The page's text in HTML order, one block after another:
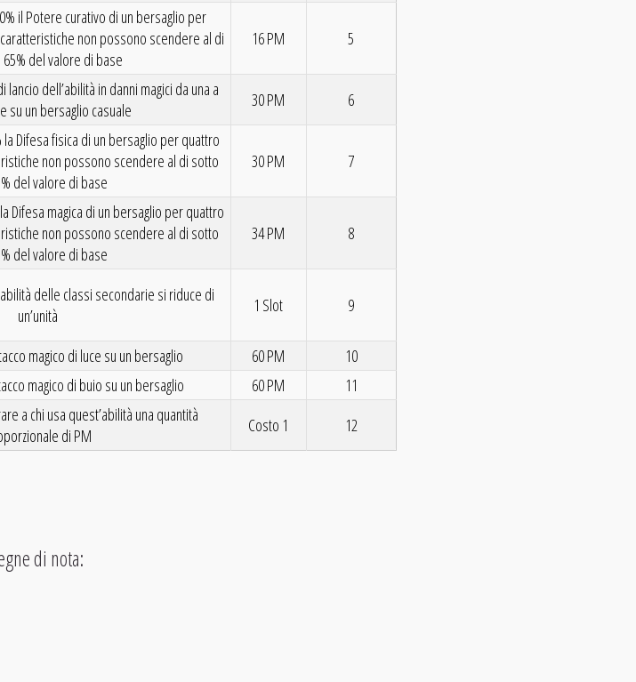
il Potere curativo di un bersaglio per
non possono scendere al di
del valore di base
16 PM 5
dell’abilità in danni magici da una a
su un bersaglio casuale
30 PM 6
Difesa fisica di un bersaglio per quattro
non possono scendere al di sotto
del valore di base
30 PM 7
Difesa magica di un bersaglio per quattro
non possono scendere al di sotto
del valore di base
34 PM 8
delle classi secondarie si riduce di
un’unità
1 Slot 9
magico di luce su un bersaglio 60 PM
10
magico di buio su un bersaglio 60 PM
11
a chi usa quest’abilità una quantità
di PM
Costo 1 12
di nota: